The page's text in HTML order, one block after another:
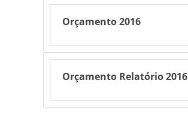
Orçamento 2016
Orçamento Relatório 2016